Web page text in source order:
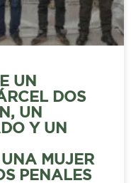
UN
DOS
UN
Y UN
MUJER
PENALES